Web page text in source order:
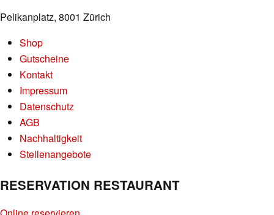
Pelikanplatz, 8001 Zürich
Shop
Gutscheine
Kontakt
Impressum
Datenschutz
AGB
Nachhaltigkeit
Stellenangebote
RESERVATION RESTAURANT